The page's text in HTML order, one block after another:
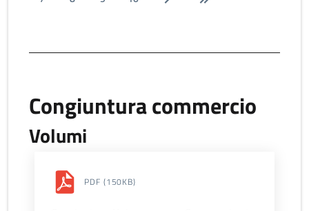
Congiuntura commercio
Volumi
PDF (150KB)